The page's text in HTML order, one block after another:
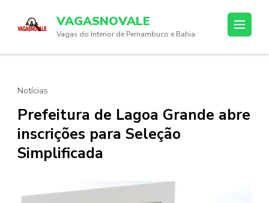
(Press
VAGASNOVALE
Vagas do Interior de Pernambuco e Bahia
Notícias
Prefeitura de Lagoa Grande abre
inscrições para Seleção
Simplificada